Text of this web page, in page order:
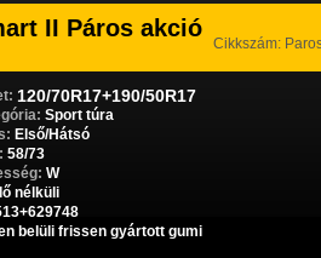
Cikkszám:
II Páros akció
120/70R17+190/50R17
Sport túra
Első/Hátsó
58/73
W
nélküli
belüli frissen gyártott gumi